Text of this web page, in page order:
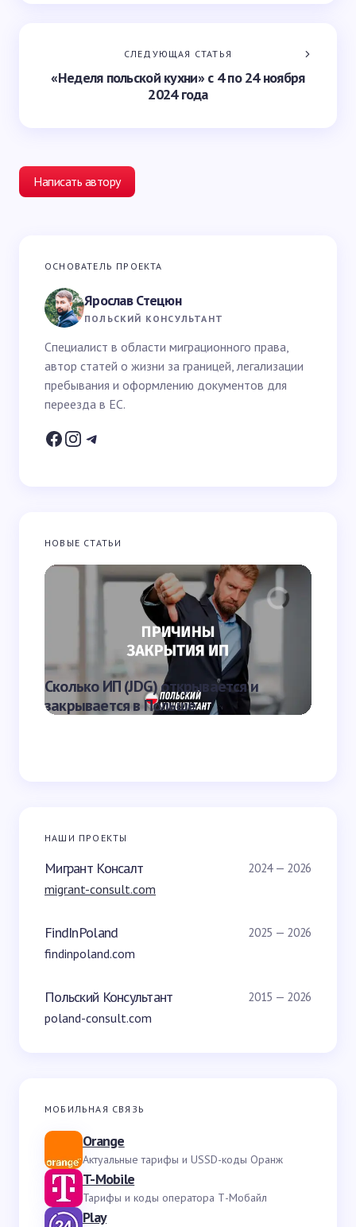
СЛЕДУЮЩАЯ СТАТЬЯ
«Неделя польской кухни» с 4 по 24 ноября
2024 года
Написать автору
Ваш адрес email не будет опубликован.
Ваш вопрос *
Ваше имя *
Email *
Запомнить имя и email для следующих
комментариев
Отправить
ОСНОВАТЕЛЬ ПРОЕКТА
Ярослав Стецюн
ПОЛЬСКИЙ КОНСУЛЬТАНТ
Специалист в области миграционного права,
автор статей о жизни за границей, легализации
пребывания и оформлению документов для
переезда в ЕС.
НОВЫЕ СТАТЬИ
Сколько ИП (JDG) открывается и
закрывается в Польше
НАШИ ПРОЕКТЫ
Мигрант Консалт 2024 — 2026
migrant-consult.com
FindInPoland 2025 — 2026
findinpoland.com
Польский Консультант 2015 — 2026
poland-consult.com
МОБИЛЬНАЯ СВЯЗЬ
Orange
Актуальные тарифы и USSD-коды Оранж
T-Mobile
Тарифы и коды оператора Т-Мобайл
Play